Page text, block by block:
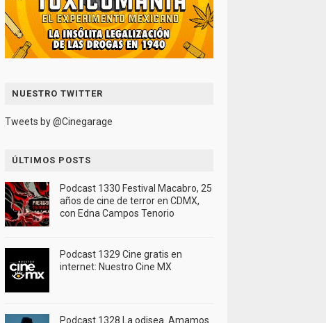
NUESTRO TWITTER
Tweets by @Cinegarage
ÚLTIMOS POSTS
Podcast 1330 Festival Macabro, 25
años de cine de terror en CDMX,
con Edna Campos Tenorio
Podcast 1329 Cine gratis en
internet: Nuestro Cine MX
Podcast 1328 La odisea. Amamos